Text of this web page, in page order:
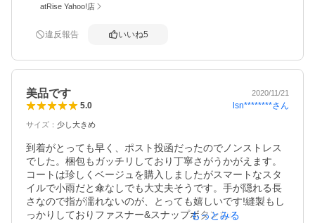
atRise Yahoo!店
違反報告 いいね5
美品です 2020/11/21
5.0 lsn********さん
サイズ ： 少し大きめ
到着がとっても早く、ポスト投函だったのでノンストレス
でした。梱包もガッチリしており丁寧さがうかがえます。
コートは珍しくベージュを購入しましたがスマートなスタ
イルで小雨だと傘なしでも大丈夫そうです。手が隠れる長
さなので指が濡れないのが、とっても嬉しいです!縫製もし
っかりしておりファスナー&スナップボタンなので雨染み対
もっとみる